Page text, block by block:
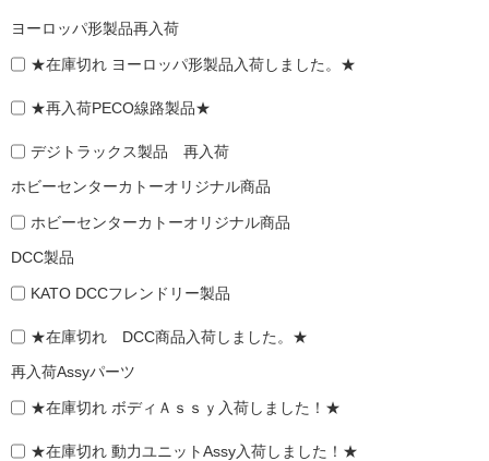
ヨーロッパ形製品再入荷
★在庫切れ ヨーロッパ形製品入荷しました。★
★再入荷PECO線路製品★
デジトラックス製品 再入荷
ホビーセンターカトーオリジナル商品
ホビーセンターカトーオリジナル商品
DCC製品
KATO DCCフレンドリー製品
★在庫切れ DCC商品入荷しました。★
再入荷Assyパーツ
★在庫切れ ボディＡｓｓｙ入荷しました！★
★在庫切れ 動力ユニットAssy入荷しました！★